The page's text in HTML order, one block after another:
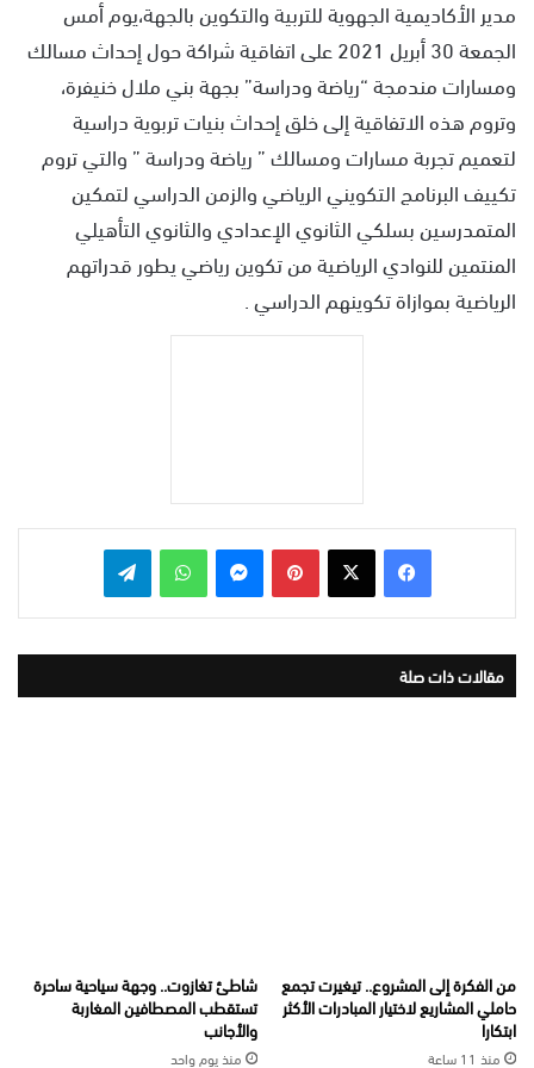
مدير الأكاديمية الجهوية للتربية والتكوين بالجهة،يوم أمس
الجمعة 30 أبريل 2021 على اتفاقية شراكة حول إحداث مسالك
ومسارات مندمجة “رياضة ودراسة” بجهة بني ملال خنيفرة،
وتروم هذه الاتفاقية إلى خلق إحداث بنيات تربوية دراسية
لتعميم تجربة مسارات ومسالك ” رياضة ودراسة ” والتي تروم
تكييف البرنامج التكويني الرياضي والزمن الدراسي لتمكين
المتمدرسين بسلكي الثانوي الإعدادي والثانوي التأهيلي
المنتمين للنوادي الرياضية من تكوين رياضي يطور قدراتهم
الرياضية بموازاة تكوينهم الدراسي .
بينتيريست واتساب
مقالات ذات صلة
من الفكرة إلى المشروع.. تيغيرت تجمع
حاملي المشاريع لاختيار المبادرات الأكثر
ابتكارا
منذ 11 ساعة
شاطئ تغازوت.. وجهة سياحية ساحرة
تستقطب المصطافين المغاربة
والأجانب
منذ يوم واحد